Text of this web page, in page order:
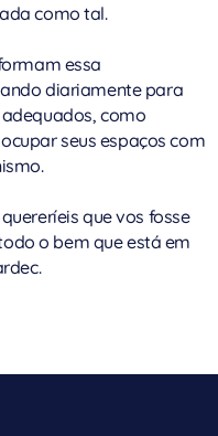
como tal.
essa
diariamente para
como
seus espaços com
que vos fosse
o bem que está em